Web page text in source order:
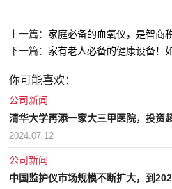
上一篇： 家庭必备的血氧仪，是智商税还是
下一篇： 家有老人必备的健康设备！如何正
你可能喜欢：
公司新闻
清华大学再添一家大三甲医院，投资
2024.07.12
公司新闻
中国监护仪市场规模不断扩大，到